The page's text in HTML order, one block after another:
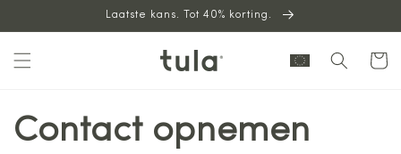
Laatste kans. Tot 40% korting.
Contact opnemen